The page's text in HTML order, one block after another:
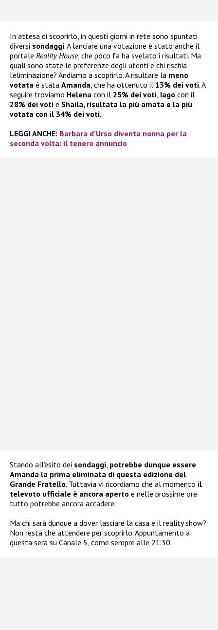
In attesa di scoprirlo, in questi giorni in rete sono spuntati
diversi sondaggi. A lanciare una votazione è stato anche il
portale Reality House, che poco fa ha svelato i risultati. Ma
quali sono state le preferenze degli utenti e chi rischia
l’eliminazione? Andiamo a scoprirlo. A risultare la meno
votata è stata Amanda, che ha ottenuto il 13% dei voti. A
seguire troviamo Helena con il 25% dei voti, Iago con il
28% dei voti e Shaila, risultata la più amata e la più
votata con il 34% dei voti.
LEGGI ANCHE: Barbara d’Urso diventa nonna per la
seconda volta: il tenero annuncio
Stando all’esito dei sondaggi, potrebbe dunque essere
Amanda la prima eliminata di questa edizione del
Grande Fratello. Tuttavia vi ricordiamo che al momento il
televoto ufficiale è ancora aperto e nelle prossime ore
tutto potrebbe ancora accadere.
Ma chi sarà dunque a dover lasciare la casa e il reality show?
Non resta che attendere per scoprirlo. Appuntamento a
questa sera su Canale 5, come sempre alle 21.30.